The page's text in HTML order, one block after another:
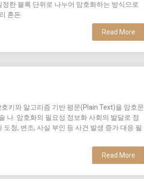
한 블록 단위로 나누어 암호화하는 방식으로
혼돈
Read More
키와 알고리즘 기반 평문(Plain Text)을 암호문
나. 암호화의 필요성 정보화 사회의 발달로 정
청, 변조, 사실 부인 등 사건 발생 증가 대응 필
Read More